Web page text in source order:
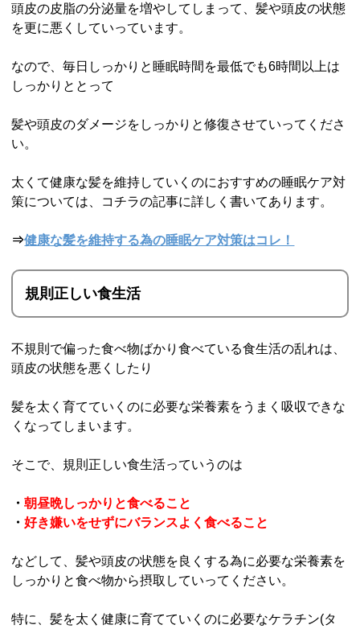
頭皮の皮脂の分泌量を増やしてしまって、髪や頭皮の状態
を更に悪くしていっています。
なので、毎日しっかりと睡眠時間を最低でも6時間以上は
しっかりととって
髪や頭皮のダメージをしっかりと修復させていってくださ
い。
太くて健康な髪を維持していくのにおすすめの睡眠ケア対
策については、コチラの記事に詳しく書いてあります。
⇒健康な髪を維持する為の睡眠ケア対策はコレ！
規則正しい食生活
不規則で偏った食べ物ばかり食べている食生活の乱れは、
頭皮の状態を悪くしたり
髪を太く育てていくのに必要な栄養素をうまく吸収できな
くなってしまいます。
そこで、規則正しい食生活っていうのは
・朝昼晩しっかりと食べること
・好き嫌いをせずにバランスよく食べること
などして、髪や頭皮の状態を良くする為に必要な栄養素を
しっかりと食べ物から摂取していってください。
特に、髪を太く健康に育てていくのに必要なケラチン(タ